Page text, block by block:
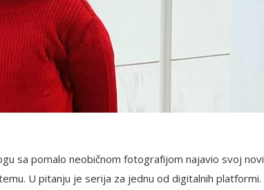
sa pomalo neobičnom fotografijom najavio svoj novi
U pitanju je serija za jednu od digitalnih platformi.